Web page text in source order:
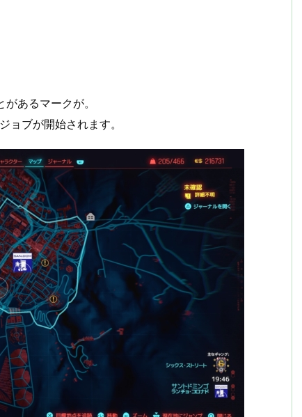
あるマークが。
ョブが開始されます。